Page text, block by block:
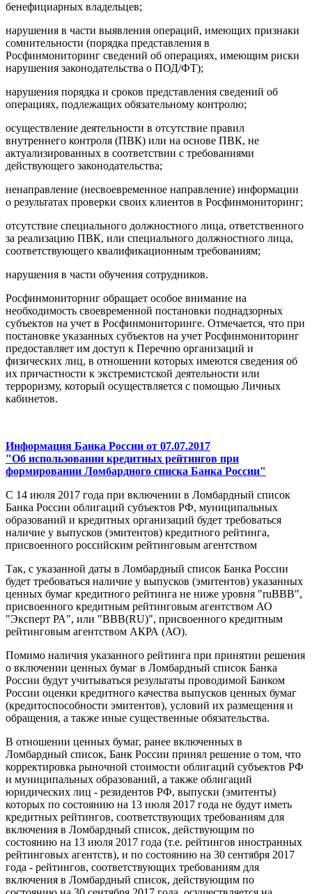
бенефициарных владельцев;
нарушения в части выявления операций, имеющих признаки
сомнительности (порядка представления в
Росфинмониторинг сведений об операциях, имеющим риски
нарушения законодательства о ПОД/ФТ);
нарушения порядка и сроков представления сведений об
операциях, подлежащих обязательному контролю;
осуществление деятельности в отсутствие правил
внутреннего контроля (ПВК) или на основе ПВК, не
актуализированных в соответствии с требованиями
действующего законодательства;
ненаправление (несвоевременное направление) информации
о результатах проверки своих клиентов в Росфинмониторинг;
отсутствие специального должностного лица, ответственного
за реализацию ПВК, или специального должностного лица,
соответствующего квалификационным требованиям;
нарушения в части обучения сотрудников.
Росфинмониторниг обращает особое внимание на
необходимость своевременной постановки поднадзорных
субъектов на учет в Росфинмониторинге. Отмечается, что при
постановке указанных субъектов на учет Росфинмониторинг
предоставляет им доступ к Перечню организаций и
физических лиц, в отношении которых имеются сведения об
их причастности к экстремистской деятельности или
терроризму, который осуществляется с помощью Личных
кабинетов.
Информация Банка России от 07.07.2017
"Об использовании кредитных рейтингов при
формировании Ломбардного списка Банка России"
С 14 июля 2017 года при включении в Ломбардный список
Банка России облигаций субъектов РФ, муниципальных
образований и кредитных организаций будет требоваться
наличие у выпусков (эмитентов) кредитного рейтинга,
присвоенного российским рейтинговым агентством
Так, с указанной даты в Ломбардный список Банка России
будет требоваться наличие у выпусков (эмитентов) указанных
ценных бумаг кредитного рейтинга не ниже уровня "ruBBB",
присвоенного кредитным рейтинговым агентством АО
"Эксперт РА", или "BBB(RU)", присвоенного кредитным
рейтинговым агентством АКРА (АО).
Помимо наличия указанного рейтинга при принятии решения
о включении ценных бумаг в Ломбардный список Банка
России будут учитываться результаты проводимой Банком
России оценки кредитного качества выпусков ценных бумаг
(кредитоспособности эмитентов), условий их размещения и
обращения, а также иные существенные обязательства.
В отношении ценных бумаг, ранее включенных в
Ломбардный список, Банк России принял решение о том, что
корректировка рыночной стоимости облигаций субъектов РФ
и муниципальных образований, а также облигаций
юридических лиц - резидентов РФ, выпуски (эмитенты)
которых по состоянию на 13 июля 2017 года не будут иметь
кредитных рейтингов, соответствующих требованиям для
включения в Ломбардный список, действующим по
состоянию на 13 июля 2017 года (т.е. рейтингов иностранных
рейтинговых агентств), и по состоянию на 30 сентября 2017
года - рейтингов, соответствующих требованиям для
включения в Ломбардный список, действующим по